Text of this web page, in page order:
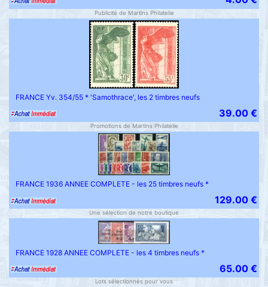
Publicité de Martins Philatelie
FRANCE Yv. 354/55 * 'Samothrace', les 2 timbres neufs
39.00 €
Promotions de Martins Philatelie
FRANCE 1936 ANNEE COMPLETE - les 25 timbres neufs *
129.00 €
Une sélection de notre boutique
FRANCE 1928 ANNEE COMPLETE - les 4 timbres neufs *
65.00 €
Lots sélectionnés pour vous